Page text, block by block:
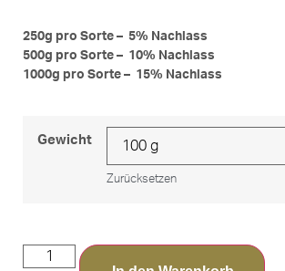
250g pro Sorte – 5% Nachlass
500g pro Sorte – 10% Nachlass
1000g pro Sorte – 15% Nachlass
Gewicht
Zurücksetzen